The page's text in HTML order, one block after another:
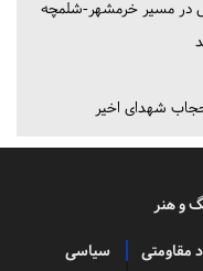
در مسیر خرمشهر-شلمچه
حجاب شهدای اخیر
و هنر
مقاومتی سیاسی